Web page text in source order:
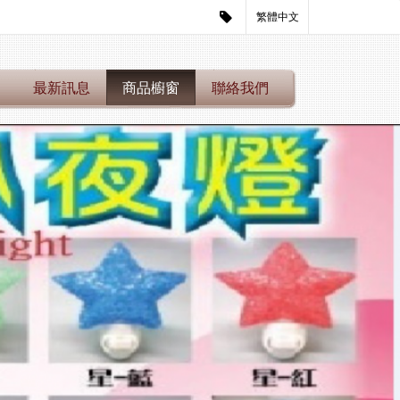
繁體中文
最新訊息 商品櫥窗 聯絡我們